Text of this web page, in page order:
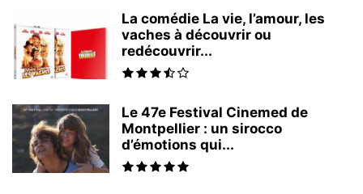
La comédie La vie, l’amour, les
vaches à découvrir ou
redécouvrir...
Le 47e Festival Cinemed de
Montpellier : un sirocco
d’émotions qui...